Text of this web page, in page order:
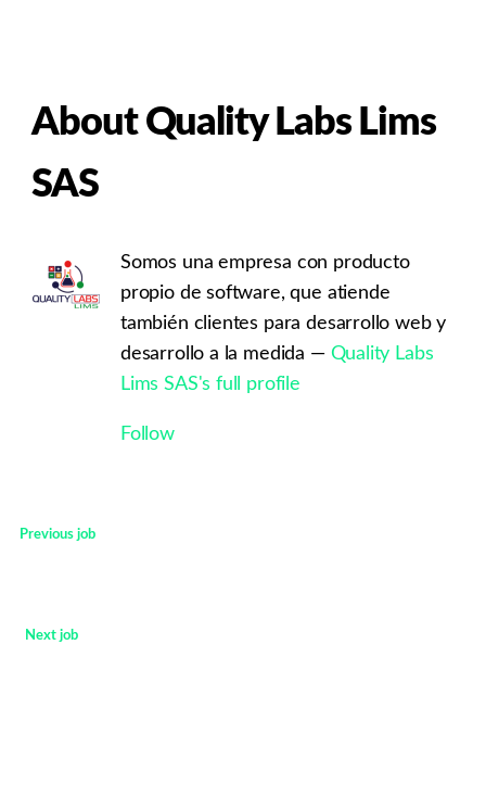
About Quality Labs Lims
SAS
Somos una empresa con producto
propio de software, que atiende
también clientes para desarrollo web y
desarrollo a la medida — Quality Labs
Lims SAS's full profile
Follow
Previous job
Next job